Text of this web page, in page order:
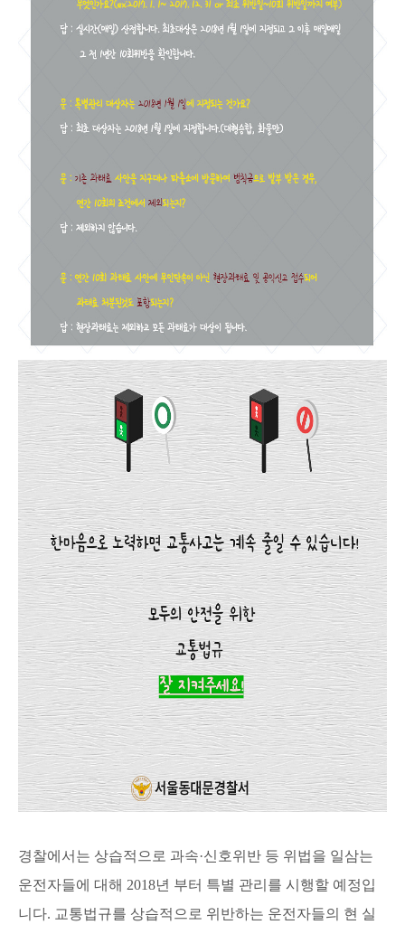
경찰에서는 상습적으로 과속·신호위반 등 위법을 일삼는
운전자들에 대해 2018년 부터 특별 관리를 시행할 예정입
니다. 교통법규를 상습적으로 위반하는 운전자들의 현 실